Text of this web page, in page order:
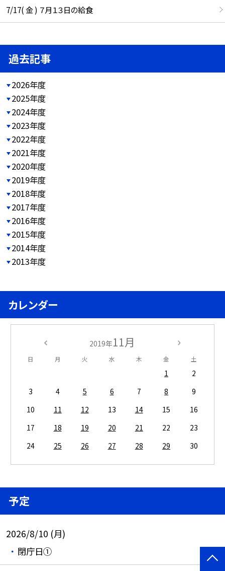
7/17( 金 ) ７月１３日の給食
過去記事
2026年度
2025年度
2024年度
2023年度
2022年度
2021年度
2020年度
2019年度
2018年度
2017年度
2016年度
2015年度
2014年度
2013年度
カレンダー
2019年11月
日 月 火 水 木 金 土
1
2
3
4 5 6 7 8
9
10
11 12 13 14 15
16
17
18 19 20 21 22
23
24
25 26 27 28 29 30
予定
2026/8/10 (月)
閉庁日①